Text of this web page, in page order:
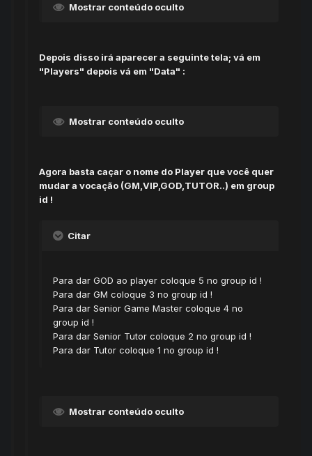
Mostrar conteúdo oculto
Depois disso irá aparecer a seguinte tela; vá em
"Players" depois vá em "Data" :
Mostrar conteúdo oculto
Agora basta caçar o nome do Player que você quer
mudar a vocação (GM,VIP,GOD,TUTOR..) em group
id !
Citar
Para dar GOD ao player coloque 5 no group id !
Para dar GM coloque 3 no group id !
Para dar Senior Game Master coloque 4 no
group id !
Para dar Senior Tutor coloque 2 no group id !
Para dar Tutor coloque 1 no group id !
Mostrar conteúdo oculto